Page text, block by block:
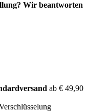
Wir beantworten
ab € 49,90